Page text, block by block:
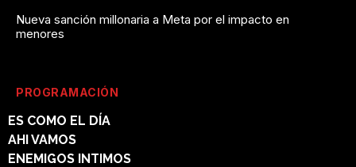
Nueva sanción millonaria a Meta por el impacto en
menores
PROGRAMACIÓN
ES COMO EL DÍA
AHI VAMOS
ENEMIGOS INTIMOS